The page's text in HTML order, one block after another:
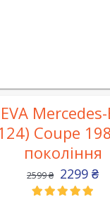
Mercedes-
Coupe
покоління
2599₴ 2299 ₴